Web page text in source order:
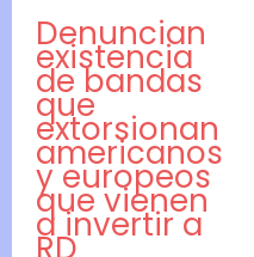
s
A
b
i
n
a
d
e
Denuncian
existencia
de bandas
que
extorsionan
americanos
y europeos
que vienen
a invertir a